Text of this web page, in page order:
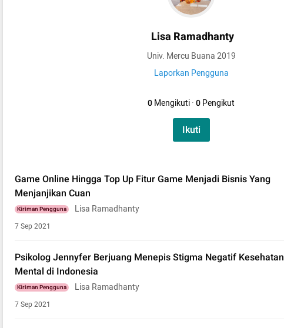
Lisa Ramadhanty
Univ. Mercu Buana 2019
Laporkan Pengguna
0Mengikuti·0Pengikut
Ikuti
Game Online Hingga Top Up Fitur Game Menjadi Bisnis Yang
Menjanjikan Cuan
Kiriman Pengguna Lisa Ramadhanty
7 Sep 2021
Psikolog Jennyfer Berjuang Menepis Stigma Negatif Kesehatan
Mental di Indonesia
Kiriman Pengguna Lisa Ramadhanty
7 Sep 2021